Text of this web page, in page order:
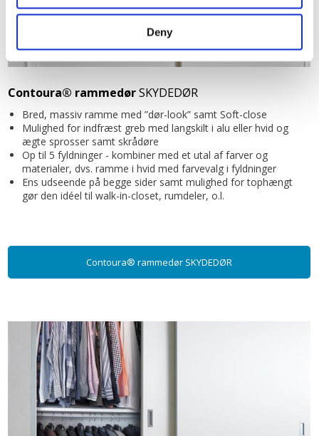
Deny
Contoura® rammedørSKYDEDØR
Bred, massiv ramme med ”dør-look” samt Soft-close
Mulighed for indfræst greb med langskilt i alu eller hvid og
ægte sprosser samt skrådøre
Op til 5 fyldninger - kombiner med et utal af farver og
materialer, dvs. ramme i hvid med farvevalg i fyldninger
Ens udseende på begge sider samt mulighed for tophængt
gør den idéel til walk-in-closet, rumdeler, o.l.
Contoura® rammedør SKYDEDØR